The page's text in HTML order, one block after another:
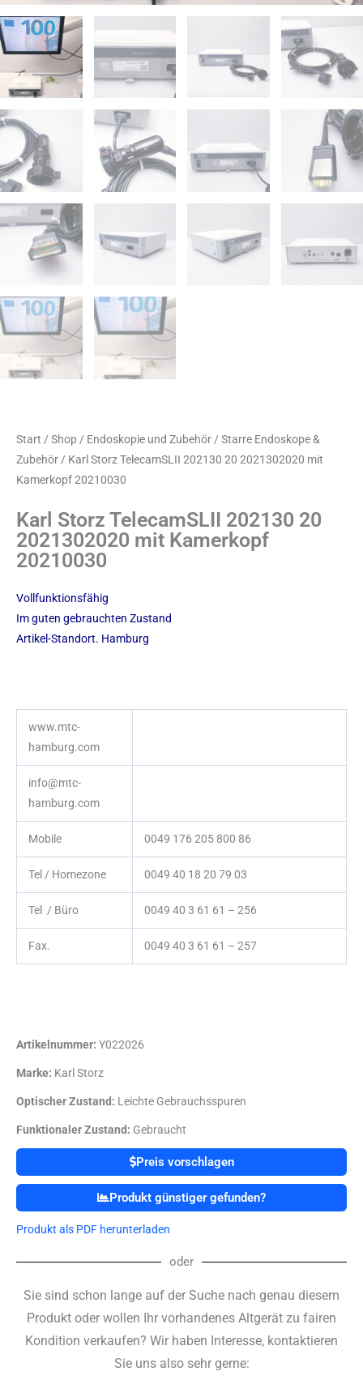
Start / Shop / Endoskopie und Zubehör / Starre Endoskope &
Zubehör / Karl Storz TelecamSLII 202130 20 2021302020 mit
Kamerkopf 20210030
Karl Storz TelecamSLII 202130 20
2021302020 mit Kamerkopf
20210030
Vollfunktionsfähig
Im guten gebrauchten Zustand
Artikel-Standort. Hamburg
www.mtc-
hamburg.com
info@mtc-
hamburg.com
Mobile 0049 176 205 800 86
Tel / Homezone 0049 40 18 20 79 03
Tel / Büro 0049 40 3 61 61 – 256
Fax. 0049 40 3 61 61 – 257
Artikelnummer: Y022026
Marke: Karl Storz
Optischer Zustand: Leichte Gebrauchsspuren
Funktionaler Zustand: Gebraucht
Preis vorschlagen
Produkt günstiger gefunden?
Produkt als PDF herunterladen
oder
Sie sind schon lange auf der Suche nach genau diesem
Produkt oder wollen Ihr vorhandenes Altgerät zu fairen
Kondition verkaufen? Wir haben Interesse, kontaktieren
Sie uns also sehr gerne: